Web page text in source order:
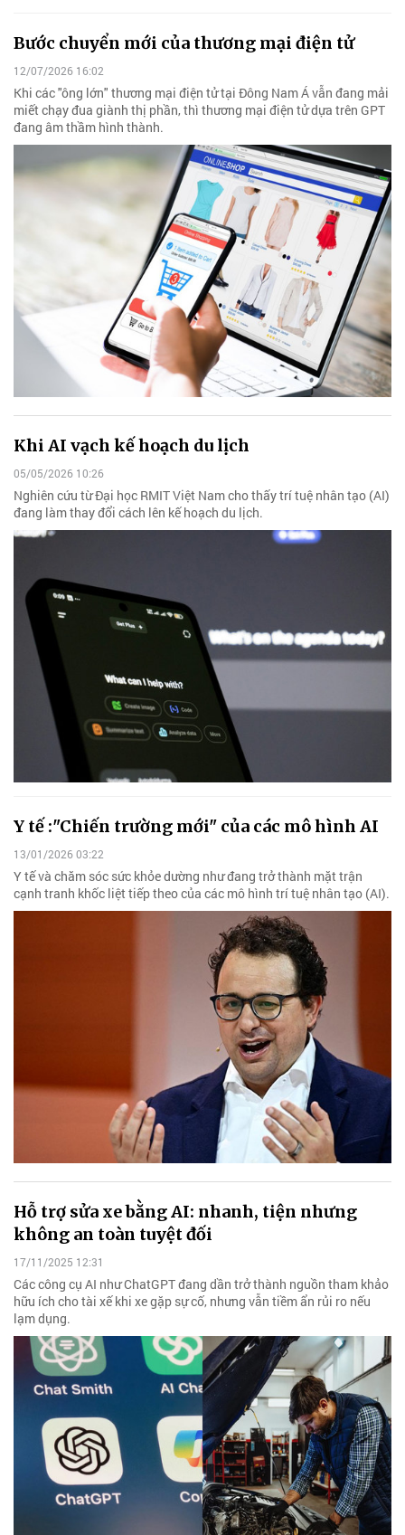
Bước chuyển mới của thương mại điện tử
12/07/2026 16:02
Khi các "ông lớn" thương mại điện tử tại Đông Nam Á vẫn đang mải
miết chạy đua giành thị phần, thì thương mại điện tử dựa trên GPT
đang âm thầm hình thành.
Khi AI vạch kế hoạch du lịch
05/05/2026 10:26
Nghiên cứu từ Đại học RMIT Việt Nam cho thấy trí tuệ nhân tạo (AI)
đang làm thay đổi cách lên kế hoạch du lịch.
Y tế :"Chiến trường mới" của các mô hình AI
13/01/2026 03:22
Y tế và chăm sóc sức khỏe dường như đang trở thành mặt trận
cạnh tranh khốc liệt tiếp theo của các mô hình trí tuệ nhân tạo (AI).
Hỗ trợ sửa xe bằng AI: nhanh, tiện nhưng
không an toàn tuyệt đối
17/11/2025 12:31
Các công cụ AI như ChatGPT đang dần trở thành nguồn tham khảo
hữu ích cho tài xế khi xe gặp sự cố, nhưng vẫn tiềm ẩn rủi ro nếu
lạm dụng.